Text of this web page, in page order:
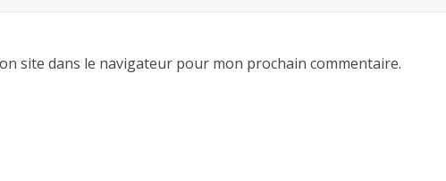
site dans le navigateur pour mon prochain commentaire.